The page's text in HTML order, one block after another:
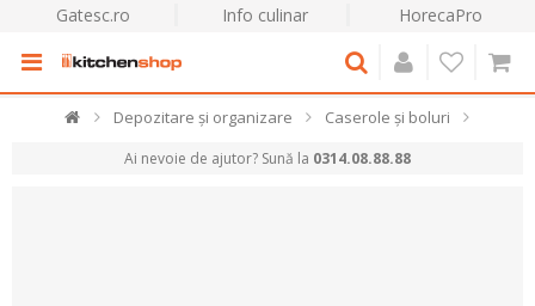
Gatesc.ro Info culinar HorecaPro
Depozitare și organizare Caserole și boluri
Ai nevoie de ajutor? Sună la 0314.08.88.88